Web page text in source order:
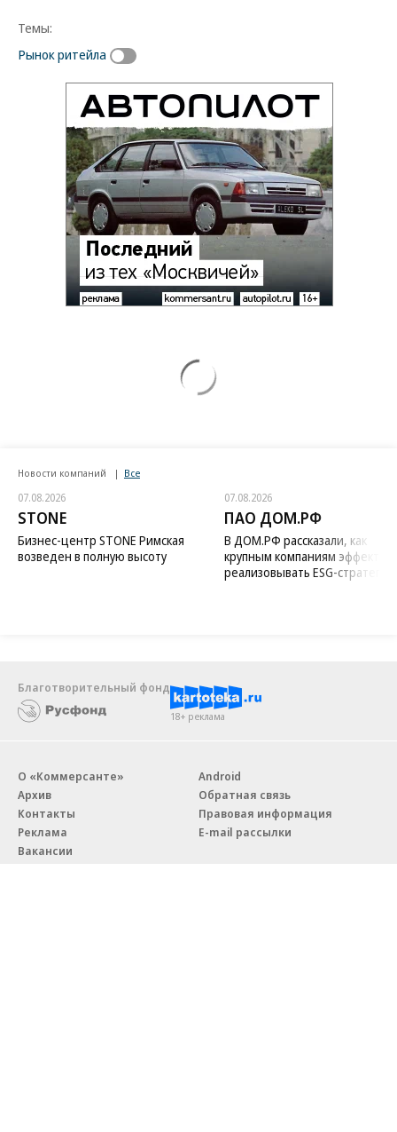
Темы:
Рынок ритейла
Новости компаний Все
07.08.2026
STONE
Бизнес-центр STONE Римская
возведен в полную высоту
07.08.2026
ПАО ДОМ.РФ
В ДОМ.РФ рассказали, как
крупным компаниям
реализовывать ESG-стратегию
Благотворительный фонд
18+ реклама
О «Коммерсанте»
Архив
Контакты
Реклама
Вакансии
Android
Обратная связь
Правовая информация
E-mail рассылки